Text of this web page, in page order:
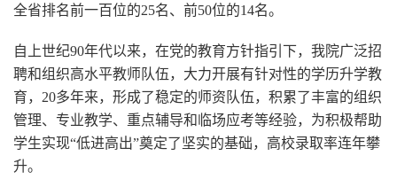
全省排名前一百位的25名、前50位的14名。
自上世纪90年代以来，在党的教育方针指引下，我院广泛招
聘和组织高水平教师队伍，大力开展有针对性的学历升学教
育，20多年来，形成了稳定的师资队伍，积累了丰富的组织
管理、专业教学、重点辅导和临场应考等经验，为积极帮助
学生实现“低进高出”奠定了坚实的基础，高校录取率连年攀
升。